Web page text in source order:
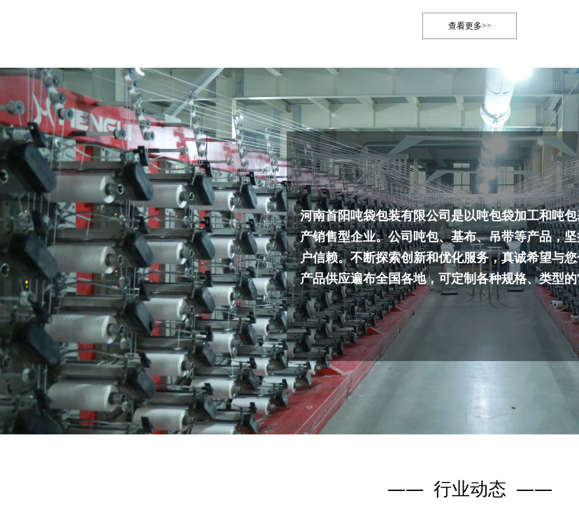
查看更多>>
河南首阳吨袋包装有限公司是以吨包袋加工和吨
产销售型企业。公司吨包、基布、吊带等产品，
户信赖。不断探索创新和优化服务，真诚希望与
产品供应遍布全国各地，可定制各种规格、类型
吨包袋，如：化工类吨袋，农产品/食品吨袋，抗
色吨袋等。
基布、吊带、辅料供应品类齐全：基布最宽可织
双经布和各种尺寸的刨布（片布），35-60克PP吊
料有缝纫线、口布、扎口绳、黄金绳、防漏棉条
—— 行业动态 ——